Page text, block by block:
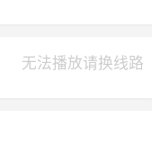
无法播放请换线路